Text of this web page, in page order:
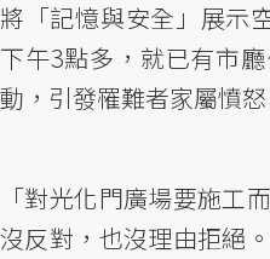
將「記憶與安全」展示
下午3點多，就已有市
動，引發罹難者家屬憤怒
「對光化門廣場要施工
沒反對，也沒理由拒絕